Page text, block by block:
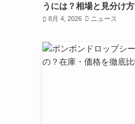
うには？相場と見分け方
8月 4, 2026 ニュース